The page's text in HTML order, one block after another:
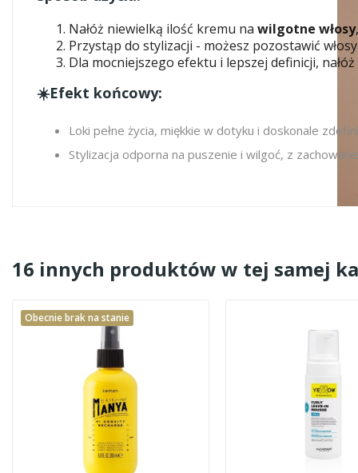
Nałóż niewielką ilość kremu na wilgotne włosy
Przystąp do stylizacji - możesz pozostawić
Dla mocniejszego efektu i lepszej definicji,
☀️Efekt końcowy:
Loki pełne życia, miękkie w dotyku i doskonale
Stylizacja odporna na puszenie i wilgoć, z
16 innych produktów w tej samej
Obecnie brak na stanie